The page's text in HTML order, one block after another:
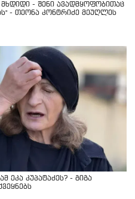
- შენი ავადმყოფობითაც
- თეონა კონტრიძე მეუღლეს
ეკა კუპატაძეს? - გიგა